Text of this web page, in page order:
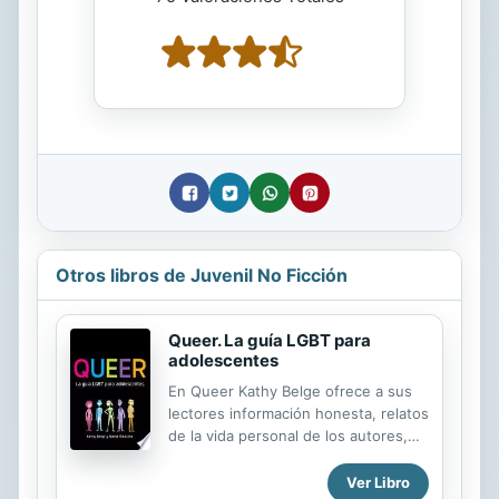
Otros libros de Juvenil No Ficción
Queer. La guía LGBT para
adolescentes
En Queer Kathy Belge ofrece a sus
lectores información honesta, relatos
de la vida personal de los autores,
marcado la historia de la comunidad
Ver Libro